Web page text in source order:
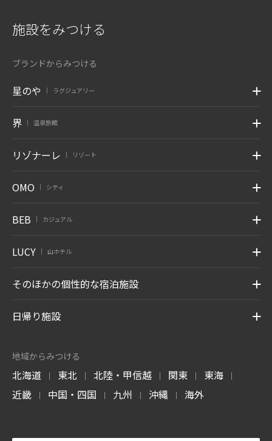
施設をみつける
ブランドからみつける
星のや ラグジュアリー
界 温泉旅館
リゾナーレ リゾート
OMO シティ
BEB カジュアル
LUCY 山ホテル
そのほかの個性的な宿泊施設
日帰り施設
地域からみつける
北海道 | 東北 | 北陸・甲信越 | 関東 | 東海 |
近畿 | 中国・四国 | 九州 | 沖縄 | 海外